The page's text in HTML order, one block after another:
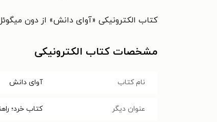
کتاب الکترونیکی «آوای دانش» از دون
مشخصات کتاب الکترونیکی
نام کتاب آوای دانش
عنوان دیگر کتاب خرد؛